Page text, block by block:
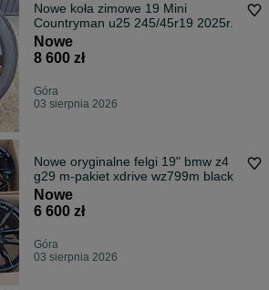
Nowe koła zimowe 19 Mini
Countryman u25 245/45r19 2025r.
Nowe
8 600 zł
Góra
03 sierpnia 2026
Nowe oryginalne felgi 19" bmw z4
g29 m-pakiet xdrive wz799m black
Nowe
6 600 zł
Góra
03 sierpnia 2026